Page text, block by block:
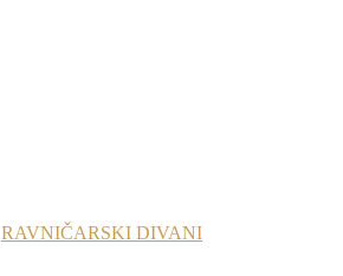
RAVNIČARSKI DIVANI